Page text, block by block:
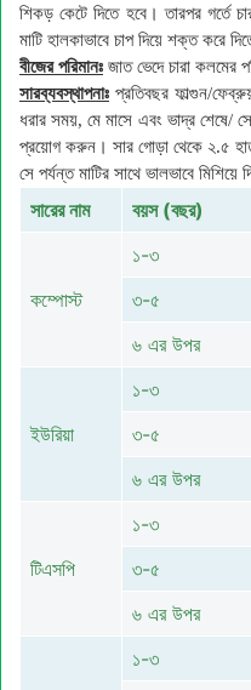
শিকড় কেটে দিতে হবে। তারপর গর্তে
মাটি হালকাভাবে চাপ দিয়ে শক্ত করে
বীজেরপরিমানঃ জাত ভেদে চারা কলমের
সারব্যবস্থাপনাঃ প্রতিবছর ফাল্গুন/
ধরার সময়, মে মাসে এবং ভাদ্র শেষে/
প্রয়োগ করুন। সার গোড়া থেকে ২.৫ হাত
সে পর্যন্ত মাটির সাথে ভালভাবে
সারের নাম বয়স (বছর)
কম্পোস্ট
১-৩
৩-৫
৬ এর উপর
ইউরিয়া
১-৩
৩-৫
৬ এর উপর
টিএসপি
১-৩
৩-৫
৬ এর উপর
১-৩